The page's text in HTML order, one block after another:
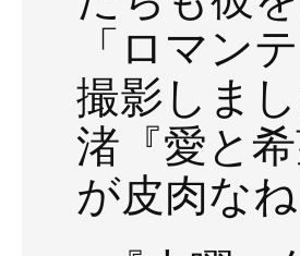
「ロマン
撮影しま
渚『愛と
が皮肉な